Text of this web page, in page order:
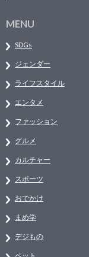
MENU
SDGs
ジェンダー
ライフスタイル
エンタメ
ファッション
グルメ
カルチャー
スポーツ
おでかけ
まめ学
デジもの